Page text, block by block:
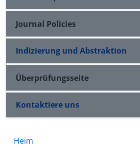
Journal Policies
Indizierung und Abstraktion
Überprüfungsseite
Kontaktiere uns
Heim